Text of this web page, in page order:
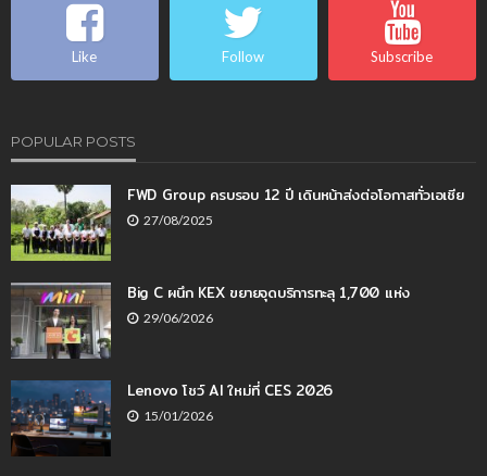
Like Follow Subscribe
POPULAR POSTS
FWD Group ครบรอบ 12 ปี เดินหน้าส่งต่อโอกาสทั่วเอเชีย
27/08/2025
Big C ผนึก KEX ขยายจุดบริการทะลุ 1,700 แห่ง
29/06/2026
Lenovo โชว์ AI ใหม่ที่ CES 2026
15/01/2026